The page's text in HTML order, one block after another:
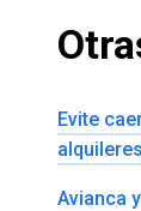
Evite
Avianca